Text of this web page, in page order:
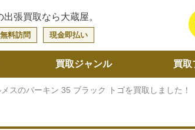
出張買取なら大蔵屋。
無料訪問 現金即払い
買取ジャンル 買取
スのバーキン 35 ブラック トゴを買取しました！